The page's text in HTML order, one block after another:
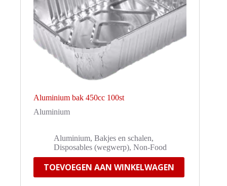
Aluminium bak 450cc 100st
Aluminium
Aluminium, Bakjes en schalen,
Disposables (wegwerp), Non-Food
TOEVOEGEN AAN WINKELWAGEN